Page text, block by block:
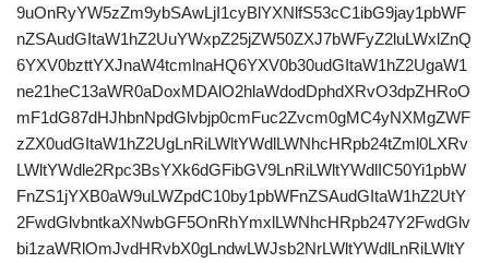
9uOnRyYW5zZm9ybSAwLjI1cyBlYXNlfS53cC1ibG9jay1pbWF
nZSAudGItaW1hZ2UuYWxpZ25jZW50ZXJ7bWFyZ2luLWxlZnQ
6YXV0bzttYXJnaW4tcmlnaHQ6YXV0b30udGItaW1hZ2UgaW1
ne21heC13aWR0aDoxMDAlO2hlaWdodDphdXRvO3dpZHRoO
mF1dG87dHJhbnNpdGlvbjp0cmFuc2Zvcm0gMC4yNXMgZWF
zZX0udGItaW1hZ2UgLnRiLWltYWdlLWNhcHRpb24tZml0LXRv
LWltYWdle2Rpc3BsYXk6dGFibGV9LnRiLWltYWdlIC50Yi1pbW
FnZS1jYXB0aW9uLWZpdC10by1pbWFnZSAudGItaW1hZ2UtY
2FwdGlvbntkaXNwbGF5OnRhYmxlLWNhcHRpb247Y2FwdGlv
bi1zaWRlOmJvdHRvbX0gLndwLWJsb2NrLWltYWdlLnRiLWltY